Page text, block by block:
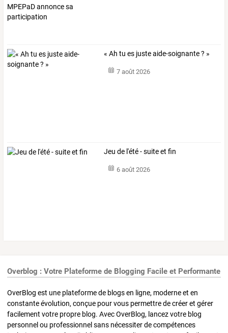
« Ah tu es juste aide-soignante ? »
7 août 2026
Jeu de l'été - suite et fin
6 août 2026
Overblog : Votre Plateforme de Blogging Facile et Performante
OverBlog est une plateforme de blogs en ligne, moderne et en
constante évolution, conçue pour vous permettre de créer et gérer
facilement votre propre blog. Avec OverBlog, lancez votre blog
personnel ou professionnel sans nécessiter de compétences